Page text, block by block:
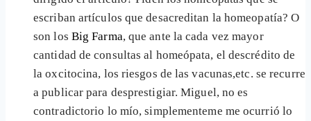
escriban artículos que desacreditan la homeopatía? O
son los Big Farma, que ante la cada vez mayor
cantidad de consultas al homeópata, el descrédito de
la oxcitocina, los riesgos de las vacunas,etc. se recurre
a publicar para desprestigiar. Miguel, no es
contradictorio lo mío, simplementeme me ocurrió lo